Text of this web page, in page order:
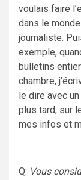
voulais faire
dans le
journaliste.
exemple,
bulletins
chambre,
le dire avec
plus tard, sur
mes infos et
Q: Vous